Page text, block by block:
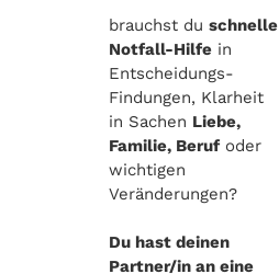
LOGIN
brauchst du schnelle
Notfall-Hilfein
Entscheidungs-
Findungen, Klarheit
in Sachen Liebe,
Familie, Berufoder
wichtigen
Veränderungen?
Du hast deinen
Partner/in an eine